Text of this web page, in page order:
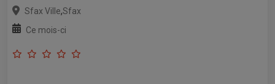
Sfax Ville,Sfax
Ce mois-ci